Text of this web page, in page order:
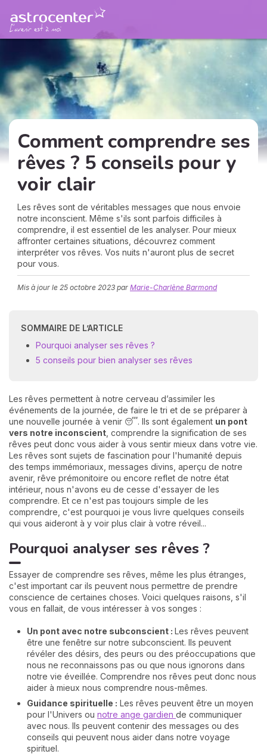
Comment comprendre ses
rêves ? 5 conseils pour y
voir clair
Les rêves sont de véritables messages que nous envoie
notre inconscient. Même s'ils sont parfois difficiles à
comprendre, il est essentiel de les analyser. Pour mieux
affronter certaines situations, découvrez comment
interpréter vos rêves. Vos nuits n'auront plus de secret
pour vous.
Mis à jour le 25 octobre 2023 par Marie-Charlène Barmond
SOMMAIRE DE L’ARTICLE
Pourquoi analyser ses rêves ?
5 conseils pour bien analyser ses rêves
Les rêves permettent à notre cerveau d’assimiler les
événements de la journée, de faire le tri et de se préparer à
une nouvelle journée à venir 😴. Ils sont également un pont
vers notre inconscient , comprendre la signification de ses
rêves peut donc vous aider à vous sentir mieux dans votre vie.
Les rêves sont sujets de fascination pour l'humanité depuis
des temps immémoriaux, messages divins, aperçu de notre
avenir, rêve prémonitoire ou encore reflet de notre état
intérieur, nous n'avons eu de cesse d'essayer de les
comprendre. Et ce n'est pas toujours simple de les
comprendre, c'est pourquoi je vous livre quelques conseils
qui vous aideront à y voir plus clair à votre réveil...
Pourquoi analyser ses rêves ?
Essayer de comprendre ses rêves, même les plus étranges,
c'est important car ils peuvent nous permettre de prendre
conscience de certaines choses. Voici quelques raisons, s'il
vous en fallait, de vous intéresser à vos songes :
Un pont avec notre subconscient : Les rêves peuvent
être une fenêtre sur notre subconscient. Ils peuvent
révéler des désirs, des peurs ou des préoccupations que
nous ne reconnaissons pas ou que nous ignorons dans
notre vie éveillée. Comprendre nos rêves peut donc nous
aider à mieux nous comprendre nous-mêmes.
Guidance spirituelle : Les rêves peuvent être un moyen
pour l'Univers ou notre ange gardien de communiquer
avec nous. Ils peuvent contenir des messages ou des
conseils qui peuvent nous aider dans notre voyage
spirituel.